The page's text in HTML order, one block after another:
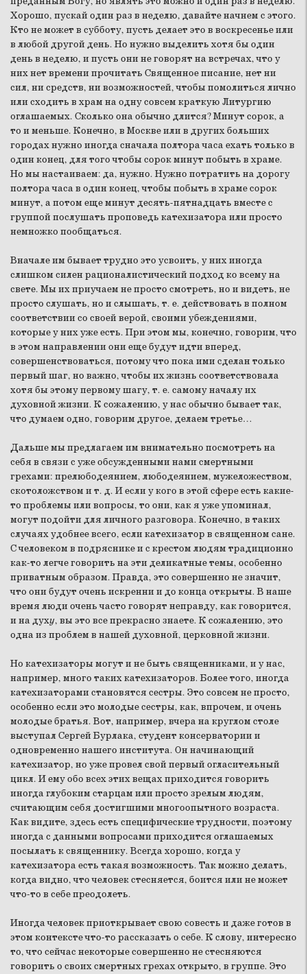
Хорошо, пускай один раз в неделю, давайте начнем с этого.
Кто не может в субботу, пусть делает это в воскресенье или
в любой другой день. Но нужно выделить хотя бы один
день в неделю, и пусть они не говорят на встречах, что у
них нет времени прочитать Священное писание, нет ни
сил, ни средств, ни возможностей, чтобы помолиться лично
или сходить в храм на одну совсем краткую Литургию
оглашаемых. Сколько она обычно длится? Минут сорок, а
то и меньше. Конечно, в Москве или в других больших
городах нужно иногда сначала полтора часа ехать только в
один конец, для того чтобы сорок минут побыть в храме.
Но мы настаиваем: да, нужно. Нужно потратить на дорогу
полтора часа в один конец, чтобы побыть в храме сорок
минут, а потом еще минут десять-пятнадцать вместе с
группой послушать проповедь катехизатора или просто
немножко пообщаться.
Вначале им бывает трудно это усвоить, у них иногда
слишком силен рационалистический подход ко всему на
свете. Мы их приучаем не просто смотреть, но и видеть, не
просто слушать, но и слышать, т. е. действовать в полном
соответствии со своей верой, своими убеждениями,
которые у них уже есть. При этом мы, конечно, говорим, что
в этом направлении они еще будут идти вперед,
совершенствоваться, потому что пока ими сделан только
первый шаг, но важно, чтобы их жизнь соответствовала
хотя бы этому первому шагу, т. е. самому началу их
духовной жизни. К сожалению, у нас обычно бывает так,
что думаем одно, говорим другое, делаем третье…
Дальше мы предлагаем им внимательно посмотреть на
себя в связи с уже обсужденными нами смертными
грехами: прелюбодеянием, любодеянием, мужеложеством,
скотоложством и т. д. И если у кого в этой сфере есть какие-
то проблемы или вопросы, то они, как я уже упоминал,
могут подойти для личного разговора. Конечно, в таких
случаях удобнее всего, если катехизатор в священном сане.
С человеком в подряснике и с крестом людям традиционно
как-то легче говорить на эти деликатные темы, особенно
приватным образом. Правда, это совершенно не значит,
что они будут очень искренни и до конца открыты. В наше
время люди очень часто говорят неправду, как говорится,
и на духу, вы это все прекрасно знаете. К сожалению, это
одна из проблем в нашей духовной, церковной жизни.
Но катехизаторы могут и не быть священниками, и у нас,
например, много таких катехизаторов. Более того, иногда
катехизаторами становятся сестры. Это совсем не просто,
особенно если это молодые сестры, как, впрочем, и очень
молодые братья. Вот, например, вчера на круглом столе
выступал Сергей Бурлака, студент консерватории и
одновременно нашего института. Он начинающий
катехизатор, но уже провел свой первый огласительный
цикл. И ему обо всех этих вещах приходится говорить
иногда глубоким старцам или просто зрелым людям,
считающим себя достигшими многоопытного возраста.
Как видите, здесь есть специфические трудности, поэтому
иногда с данными вопросами приходится оглашаемых
посылать к священнику. Всегда хорошо, когда у
катехизатора есть такая возможность. Так можно делать,
когда видно, что человек стесняется, боится или не может
что-то в себе преодолеть.
Иногда человек приоткрывает свою совесть и даже готов в
этом контексте что-то рассказать о себе. К слову, интересно
то, что сейчас некоторые совершенно не стесняются
говорить о своих смертных грехах открыто, в группе. Это